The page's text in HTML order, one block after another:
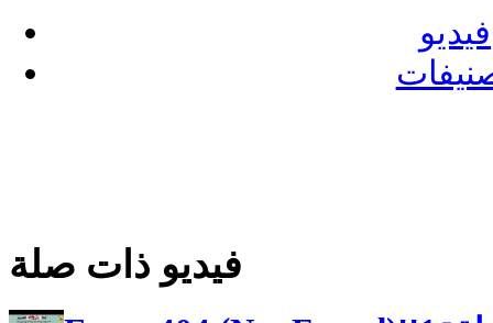
فيديو
فيديو ذات صلة